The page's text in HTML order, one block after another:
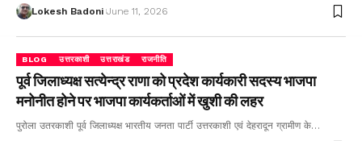
Lokesh Badoni June 11, 2026
BLOG उत्तरकाशी उत्तराखंड राजनीति
पूर्व जिलाध्यक्ष सत्येन्द्र राणा को प्रदेश कार्यकारी सदस्य भाजपा
मनोनीत होने पर भाजपा कार्यकर्ताओं में खुशी की लहर
पुरोला उतरकाशी पूर्व जिलाध्यक्ष भारतीय जनता पार्टी उत्तरकाशी एवं देहरादून ग्रामीण के…